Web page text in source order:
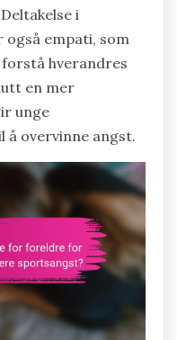
i
empati, som
hverandres
en mer
unge
overvinne angst.